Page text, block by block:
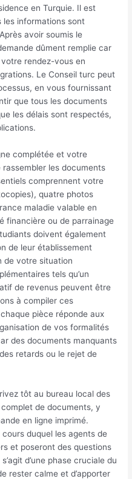
en Turquie. Il est
les informations sont
avoir soumis le
dûment remplie car
rendez-vous en
Le Conseil turc peut
en vous fournissant
que tous les documents
les délais sont respectés,
complétée et votre
les documents
comprennent votre
quatre photos
maladie valable en
financière ou de parrainage
doivent également
de leur établissement
de votre situation
tels qu’un
de revenus peuvent être
à compiler ces
pièce réponde aux
de vos formalités
des documents manquants
retards ou le rejet de
tôt au bureau local des
de documents, y
en ligne imprimé.
duquel les agents de
et poseront des questions
d’une phase cruciale du
rester calme et d’apporter